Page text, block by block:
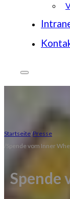
Startseite Presse
Spende vom Inner
Spende